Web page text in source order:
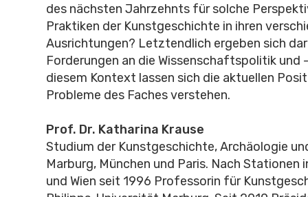
des nächsten Jahrzehnts für solche
Praktiken der Kunstgeschichte in ihren
Ausrichtungen? Letztendlich ergeben sich
Forderungen an die Wissenschaftspolitik und
diesem Kontext lassen sich die aktuellen
Probleme des Faches verstehen.
Prof. Dr. Katharina Krause
Studium der Kunstgeschichte, Archäologie
Marburg, München und Paris. Nach Stationen
und Wien seit 1996 Professorin für